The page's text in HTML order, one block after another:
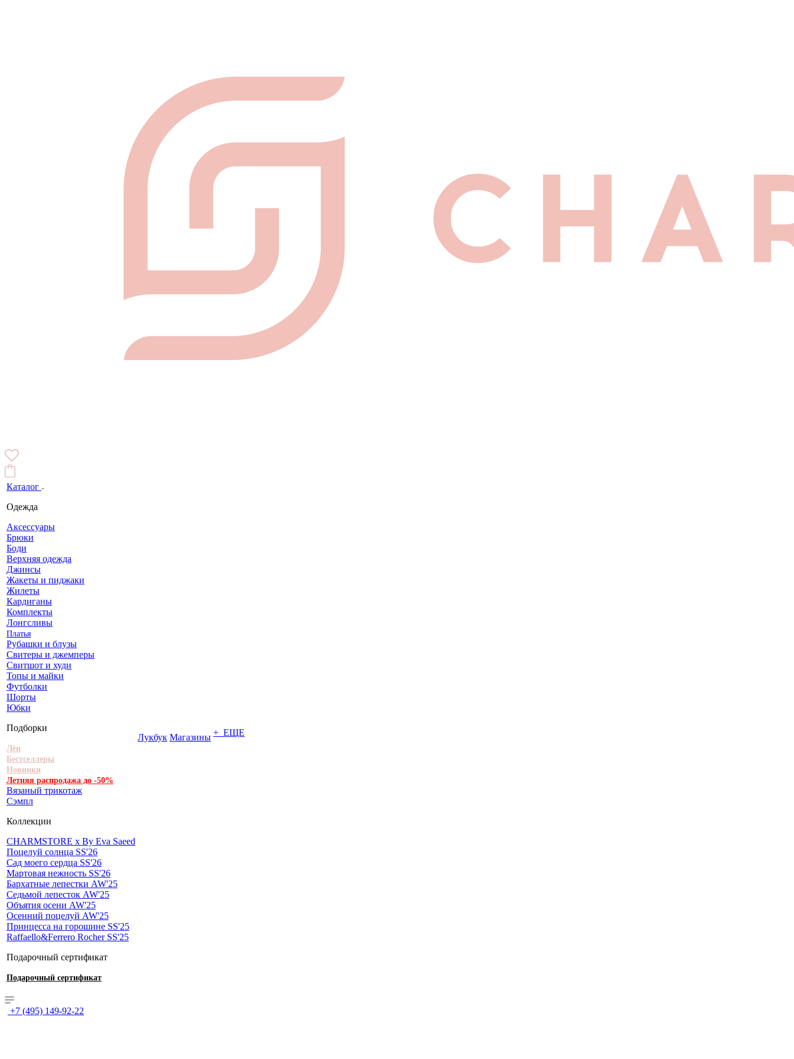
Каталог
Одежда
Аксессуары
Брюки
Боди
Верхняя одежда
Джинсы
Жакеты и пиджаки
Жилеты
Кардиганы
Комплекты
Лонгсливы
Платья
Рубашки и блузы
Свитеры и джемперы
Свитшот и худи
Топы и майки
Футболки
Шорты
Юбки
Подборки
Лён
Бестселлеры
Новинки
Летняя распродажа до -50%
Вязаный трикотаж
Сэмпл
Коллекции
CHARMSTORE х By Eva Saeed
Поцелуй солнца SS'26
Сад моего сердца SS'26
Мартовая нежность SS'26
Бархатные лепестки AW'25
Седьмой лепесток AW'25
Объятия осени AW'25
Осенний поцелуй AW'25
Принцесса на горошине SS'25
Raffaello&Ferrero Rocher SS'25
Подарочный сертификат
Подарочный сертификат
Лукбук Магазины + ЕЩЕ
+7 (495) 149-92-22